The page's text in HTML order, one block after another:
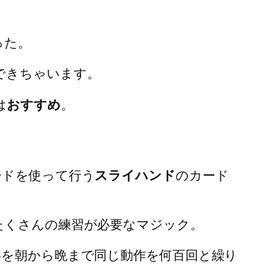
。
ちゃいます。
おすすめ。
を使って行う スライハンドのカード
さんの練習が必要なマジック。
朝から晩まで同じ動作を何百回と繰り